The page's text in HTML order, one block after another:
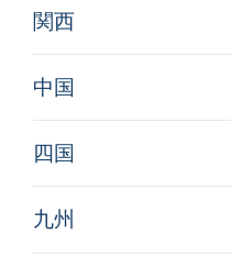
関西
中国
四国
九州